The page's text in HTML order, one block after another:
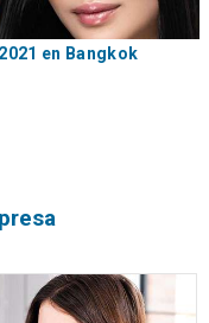
2021 en Bangkok